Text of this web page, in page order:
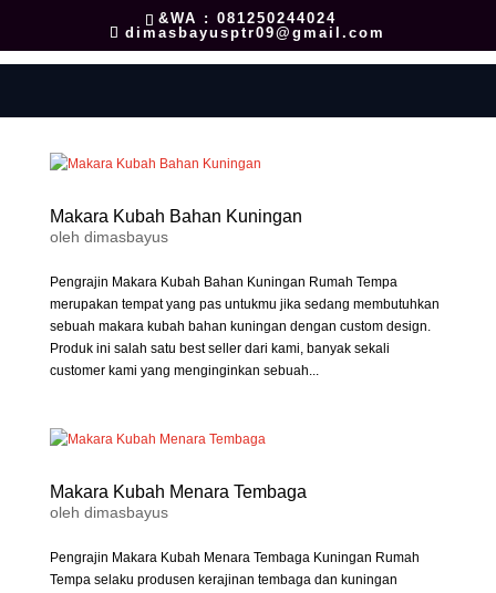
&WA : 081250244024
dimasbayusptr09@gmail.com
Makara Kubah Bahan Kuningan
oleh dimasbayus
Pengrajin Makara Kubah Bahan Kuningan Rumah Tempa
merupakan tempat yang pas untukmu jika sedang membutuhkan
sebuah makara kubah bahan kuningan dengan custom design.
Produk ini salah satu best seller dari kami, banyak sekali
customer kami yang menginginkan sebuah...
Makara Kubah Menara Tembaga
oleh dimasbayus
Pengrajin Makara Kubah Menara Tembaga Kuningan Rumah
Tempa selaku produsen kerajinan tembaga dan kuningan